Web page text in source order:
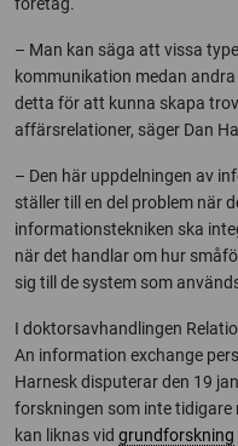
– Man kan säga att vissa
kommunikation medan
detta för att kunna skapa
affärsrelationer, säger Dan
– Den här uppdelningen av
ställer till en del problem när
informationstekniken ska
när det handlar om hur
sig till de system som
I doktorsavhandlingen
An information exchange
Harnesk disputerar den 19
forskningen som inte
kan liknas vid grundforskning